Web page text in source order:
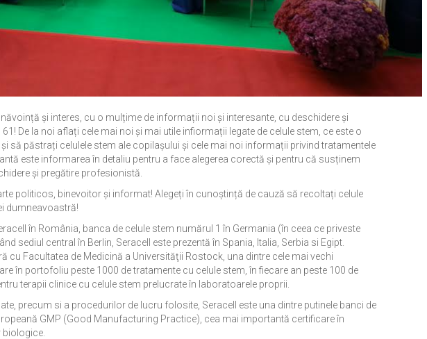
și interes, cu o mulțime de informații noi și interesante, cu deschidere și
De la noi aflați cele mai noi și mai utile infiormații legate de celule stem, ce este o
să păstrați celulele stem ale copilașului și cele mai noi informații privind tratamentele
este informarea în detaliu pentru a face alegerea corectă și pentru că susținem
și pregătire profesionistă.
politicos, binevoitor și informat! Alegeți în cunoștință de cauză să recoltați celule
dumneavoastră!
în România, banca de celule stem numărul 1 în Germania (în ceea ce priveste
sediul central în Berlin, Seracell este prezentă în Spania, Italia, Serbia si Egipt.
cu Facultatea de Medicină a Universităţii Rostock, una dintre cele mai vechi
în portofoliu peste 1000 de tratamente cu celule stem, în fiecare an peste 100 de
terapii clinice cu celule stem prelucrate în laboratoarele proprii.
precum si a procedurilor de lucru folosite, Seracell este una dintre putinele banci de
GMP (Good Manufacturing Practice), cea mai importantă certificare în